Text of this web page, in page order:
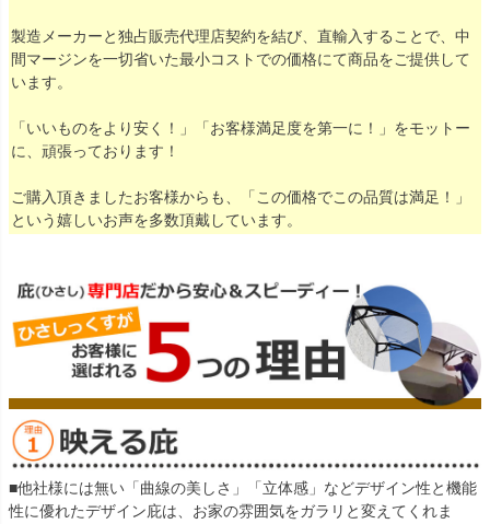
製造メーカーと独占販売代理店契約を結び、直輸入することで、中
間マージンを一切省いた最小コストでの価格にて商品をご提供して
います。
「いいものをより安く！」「お客様満足度を第一に！」をモットー
に、頑張っております！
ご購入頂きましたお客様からも、「この価格でこの品質は満足！」
という嬉しいお声を多数頂戴しています。
■他社様には無い「曲線の美しさ」「立体感」などデザイン性と機能
性に優れたデザイン庇は、お家の雰囲気をガラリと変えてくれま